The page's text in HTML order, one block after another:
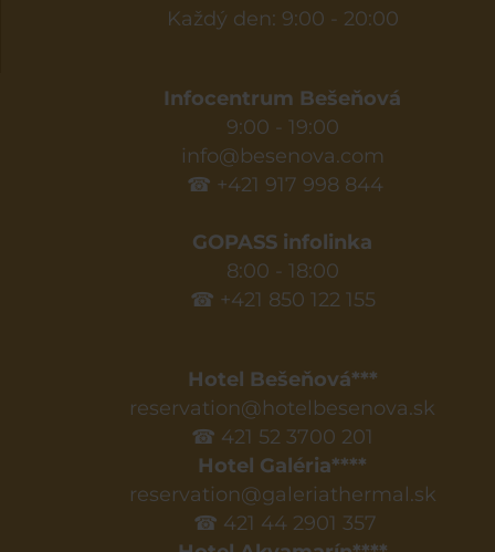
Každý den: 9:00 - 20:00
Infocentrum Bešeňová
9:00 - 19:00
info@besenova.com
☎ +421 917 998 844
GOPASS infolinka
8:00 - 18:00
☎ +421 850 122 155
Hotel Bešeňová***
reservation@hotelbesenova.sk
☎ 421 52 3700 201
Hotel Galéria****
reservation@galeriathermal.sk
☎ 421 44 2901 357